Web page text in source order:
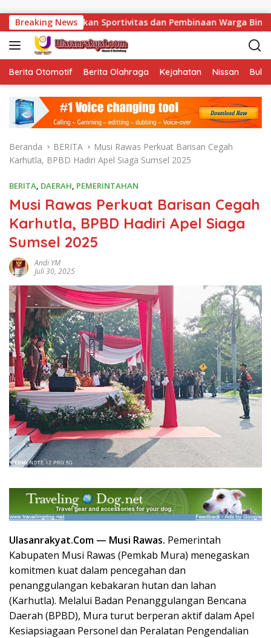
Breaking News
Sportivitas dan Pembinaan Warga Binaan. Bukan
Berita Otomotif Berita Olahraga Kejahatan Nissan
Beranda BERITA
Musi Rawas Perkuat Barisan Cegah
Karhutla, BPBD Hadiri Apel Siaga Sumsel 2025
BERITA, DAERAH, PEMERINTAHAN
Musi Rawas Perkuat Barisan Cegah
Karhutla, BPBD Hadiri Apel Siaga
Sumsel 2025
Andi YM
Juli 30, 2025
Ulasanrakyat.Com — Musi Rawas. Pemerintah
Kabupaten Musi Rawas (Pemkab Mura) menegaskan
komitmen kuat dalam pencegahan dan
penanggulangan kebakaran hutan dan lahan
(Karhutla). Melalui Badan Penanggulangan Bencana
Daerah (BPBD), Mura turut berperan aktif dalam Apel
Kesiapsiagaan Personel dan Peralatan Pengendalian